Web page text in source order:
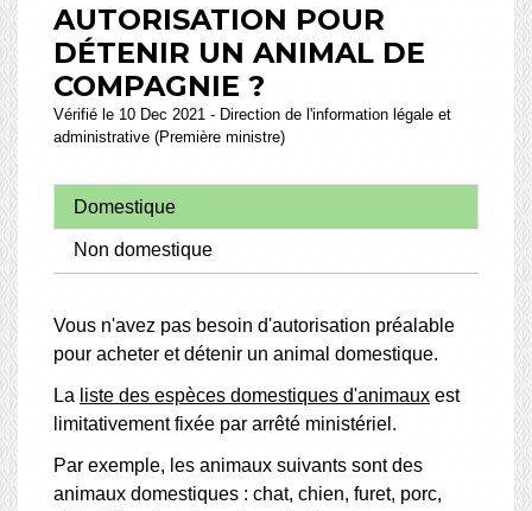
AUTORISATION POUR
DÉTENIR UN ANIMAL DE
COMPAGNIE ?
Vérifié le 10 Dec 2021 - Direction de l'information légale et
administrative (Première ministre)
Domestique
Non domestique
Vous n'avez pas besoin d'autorisation préalable
pour acheter et détenir un animal domestique.
La liste des espèces domestiques d'animaux est
limitativement fixée par arrêté ministériel.
Par exemple, les animaux suivants sont des
animaux domestiques : chat, chien, furet, porc,